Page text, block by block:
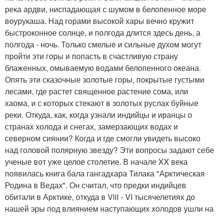
река ардви, ниспадающая с шумом в белопенное море
воурукаша. Над горами высокой хары вечно кружит
быстроконное солнце, и полгода длится здесь день, а
полгода - ночь. Только смелые и сильные духом могут
пройти эти горы и попасть в счастливую страну
блаженных, омываемую водами белопенного океана.
Опять эти сказочные золотые горы, покрытые густыми
лесами, где растет священное растение сома, или
хаома, и с которых стекают в золотых руслах буйные
реки. Откуда, как, когда узнали индийцы и иранцы о
странах холода и снегах, замерзающих водах и
северном сиянии? Когда и где смогли увидеть высоко
над головой полярную звезду? Эти вопросы задают себе
ученые вот уже целое столетие. В начале XX века
появилась книга бала гангадхара Тилака "Арктическая
Родина в Ведах". Он считал, что предки индийцев
обитали в Арктике, откуда в Viii - VI тысячелетиях до
нашей эры под влиянием наступающих холодов ушли на